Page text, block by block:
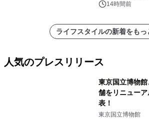
14時間前
ライフスタイルの新着をもっ
人気のプレスリリース
東京国立博物
舗をリニュー
表！
東京国立博物館